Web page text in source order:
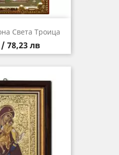
Света Троица
78,23 лв